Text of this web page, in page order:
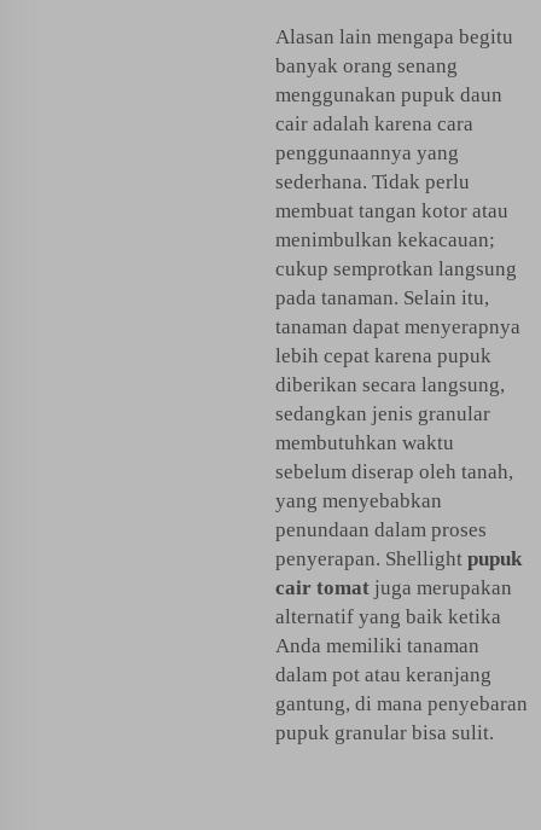
Alasan lain mengapa begitu
banyak orang senang
menggunakan pupuk daun
cair adalah karena cara
penggunaannya yang
sederhana. Tidak perlu
membuat tangan kotor atau
menimbulkan kekacauan;
cukup semprotkan langsung
pada tanaman. Selain itu,
tanaman dapat menyerapnya
lebih cepat karena pupuk
diberikan secara langsung,
sedangkan jenis granular
membutuhkan waktu
sebelum diserap oleh tanah,
yang menyebabkan
penundaan dalam proses
penyerapan. Shellight pupuk
cair tomat juga merupakan
alternatif yang baik ketika
Anda memiliki tanaman
dalam pot atau keranjang
gantung, di mana penyebaran
pupuk granular bisa sulit.